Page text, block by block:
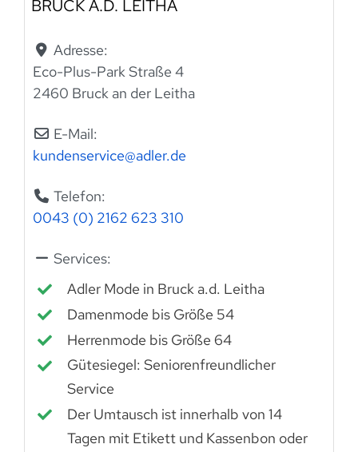
BRUCK A.D. LEITHA
Adresse:
Eco-Plus-Park Straße 4
2460 Bruck an der Leitha
E-Mail:
kundenservice@adler.de
Telefon:
0043 (0) 2162 623 310
Services:
Adler Mode in Bruck a.d. Leitha
Damenmode bis Größe 54
Herrenmode bis Größe 64
Gütesiegel: Seniorenfreundlicher
Service
Der Umtausch ist innerhalb von 14
Tagen mit Etikett und Kassenbon oder